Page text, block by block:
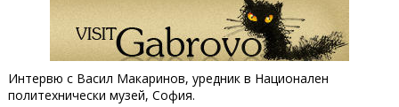
Интервю с Васил Макаринов, уредник в Национален
политехнически музей, София.